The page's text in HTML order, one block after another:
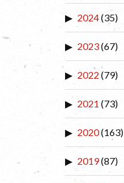
2024(35)
2023(67)
2022 (79)
2021 (73)
2020(163)
2019(87)